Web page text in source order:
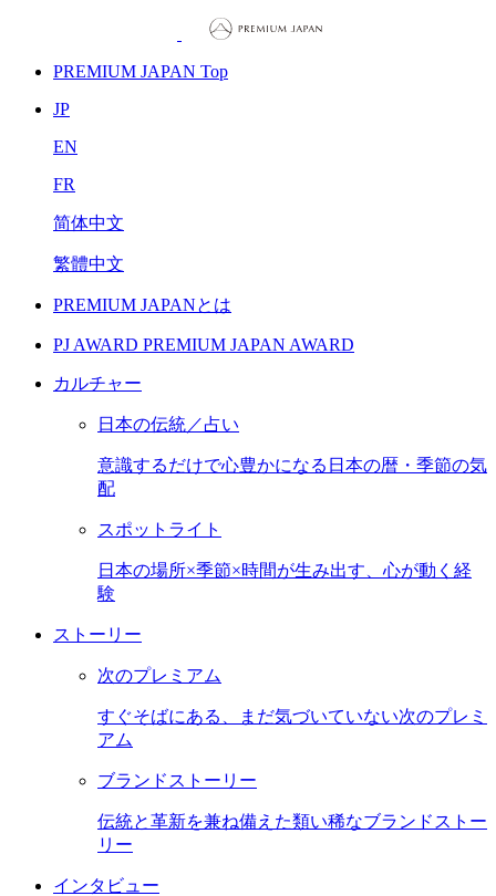
PREMIUM JAPAN Top
JP
EN
FR
简体中文
繁體中文
PREMIUM JAPANとは
PJ AWARD PREMIUM JAPAN AWARD
カルチャー
日本の伝統／占い
意識するだけで心豊かになる日本の暦・季節の気
配
スポットライト
日本の場所×季節×時間が生み出す、心が動く経
験
ストーリー
次のプレミアム
すぐそばにある、まだ気づいていない次のプレミ
アム
ブランドストーリー
伝統と革新を兼ね備えた類い稀なブランドストー
リー
インタビュー